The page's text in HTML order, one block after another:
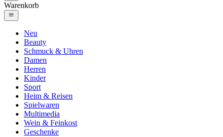
Warenkorb
Neu
Beauty
Schmuck & Uhren
Damen
Herren
Kinder
Sport
Heim & Reisen
Spielwaren
Multimedia
Wein & Feinkost
Geschenke